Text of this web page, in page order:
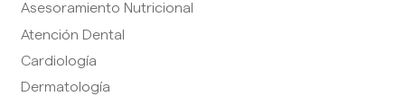
Asesoramiento Nutricional
Atención Dental
Cardiología
Dermatología